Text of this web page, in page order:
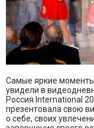
Самые яркие
увидели в
Россия International
презентовала свою
о себе, своих